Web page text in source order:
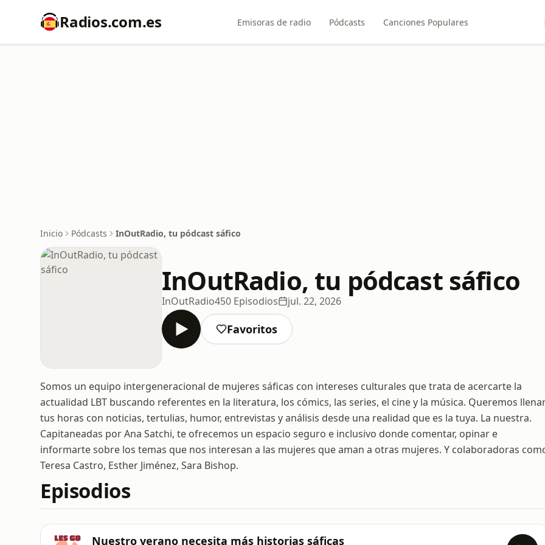
Radios.com.es Emisoras de radio Pódcasts Canciones Populares
Inicio Pódcasts InOutRadio, tu pódcast sáfico
InOutRadio, tu pódcast sáfico
InOutRadio450 Episodios jul. 22, 2026
Favoritos
Somos un equipo intergeneracional de mujeres sáficas con intereses culturales que trata de acercarte la
actualidad LBT buscando referentes en la literatura, los cómics, las series, el cine y la música. Queremos
tus horas con noticias, tertulias, humor, entrevistas y análisis desde una realidad que es la tuya. La nuestra.
Capitaneadas por Ana Satchi, te ofrecemos un espacio seguro e inclusivo donde comentar, opinar e
informarte sobre los temas que nos interesan a las mujeres que aman a otras mujeres. Y colaboradoras
Teresa Castro, Esther Jiménez, Sara Bishop.
Episodios
Nuestro verano necesita más historias sáficas